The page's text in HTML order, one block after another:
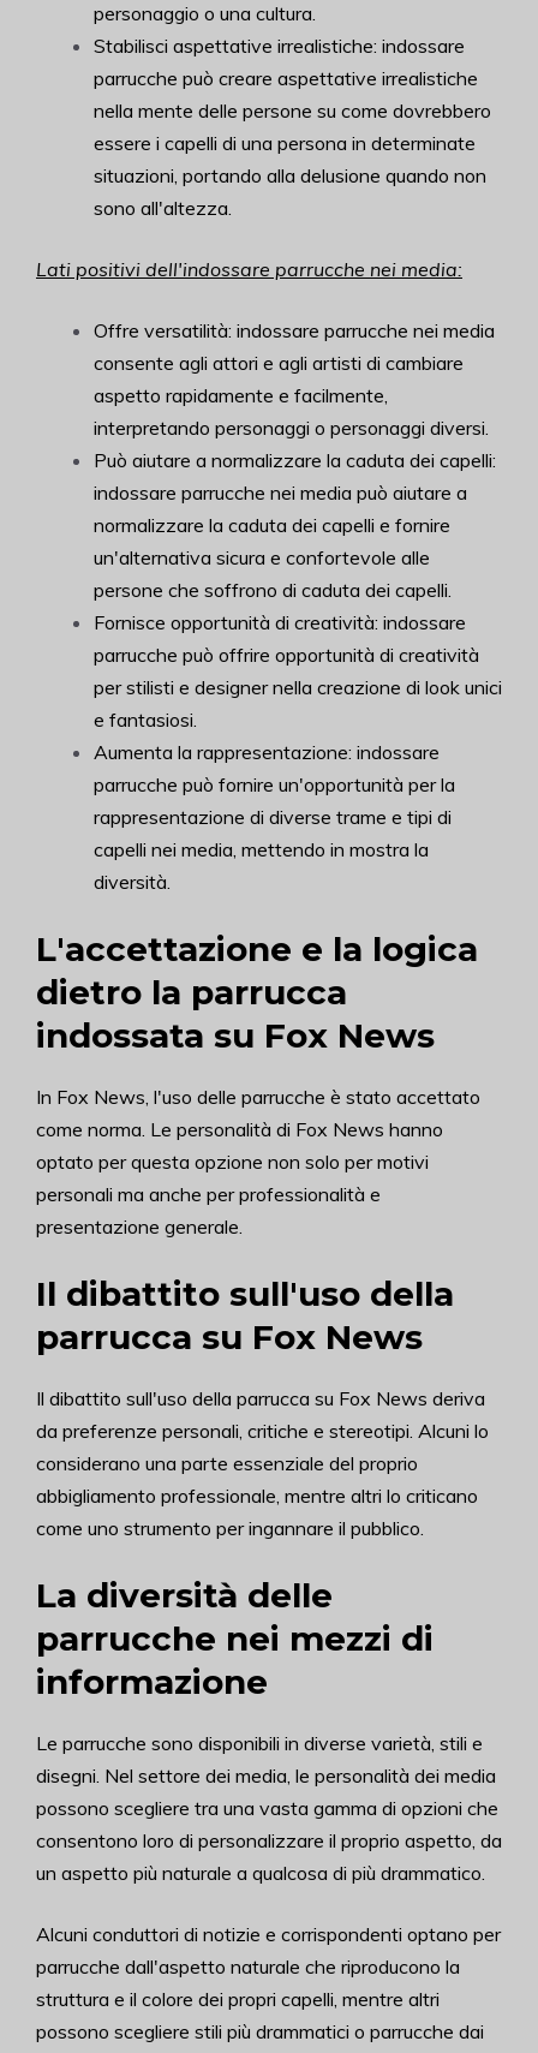
personaggio o una cultura.
Stabilisci aspettative irrealistiche: indossare
parrucche può creare aspettative irrealistiche
nella mente delle persone su come dovrebbero
essere i capelli di una persona in determinate
situazioni, portando alla delusione quando non
sono all'altezza.
Lati positivi dell'indossare parrucche nei media:
Offre versatilità: indossare parrucche nei media
consente agli attori e agli artisti di cambiare
aspetto rapidamente e facilmente,
interpretando personaggi o personaggi diversi.
Può aiutare a normalizzare la caduta dei capelli:
indossare parrucche nei media può aiutare a
normalizzare la caduta dei capelli e fornire
un'alternativa sicura e confortevole alle
persone che soffrono di caduta dei capelli.
Fornisce opportunità di creatività: indossare
parrucche può offrire opportunità di creatività
per stilisti e designer nella creazione di look unici
e fantasiosi.
Aumenta la rappresentazione: indossare
parrucche può fornire un'opportunità per la
rappresentazione di diverse trame e tipi di
capelli nei media, mettendo in mostra la
diversità.
L'accettazione e la logica
dietro la parrucca
indossata su Fox News
In Fox News, l'uso delle parrucche è stato accettato
come norma. Le personalità di Fox News hanno
optato per questa opzione non solo per motivi
personali ma anche per professionalità e
presentazione generale.
Il dibattito sull'uso della
parrucca su Fox News
Il dibattito sull'uso della parrucca su Fox News deriva
da preferenze personali, critiche e stereotipi. Alcuni lo
considerano una parte essenziale del proprio
abbigliamento professionale, mentre altri lo criticano
come uno strumento per ingannare il pubblico.
La diversità delle
parrucche nei mezzi di
informazione
Le parrucche sono disponibili in diverse varietà, stili e
disegni. Nel settore dei media, le personalità dei media
possono scegliere tra una vasta gamma di opzioni che
consentono loro di personalizzare il proprio aspetto, da
un aspetto più naturale a qualcosa di più drammatico.
Alcuni conduttori di notizie e corrispondenti optano per
parrucche dall'aspetto naturale che riproducono la
struttura e il colore dei propri capelli, mentre altri
possono scegliere stili più drammatici o parrucche dai